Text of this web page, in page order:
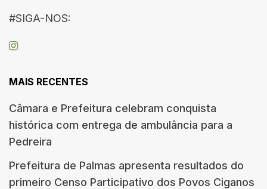
#SIGA-NOS:
MAIS RECENTES
Câmara e Prefeitura celebram conquista
histórica com entrega de ambulância para a
Pedreira
Prefeitura de Palmas apresenta resultados do
primeiro Censo Participativo dos Povos Ciganos